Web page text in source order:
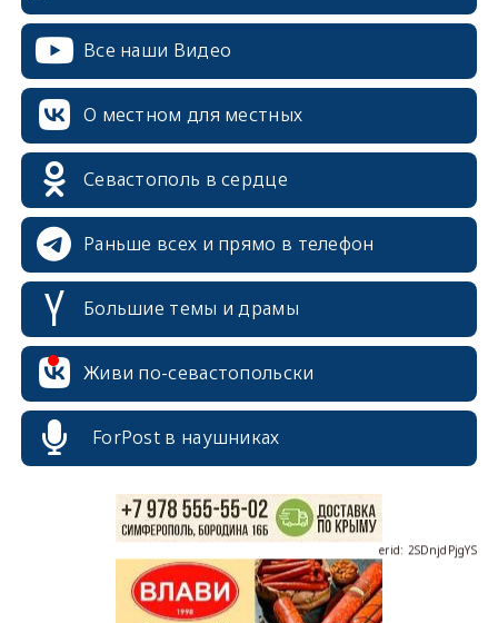
Все наши Видео
О местном для местных
Севастополь в сердце
Раньше всех и прямо в телефон
Большие темы и драмы
Живи по-севастопольски
ForPost в наушниках
erid: 2SDnjcrDNw6